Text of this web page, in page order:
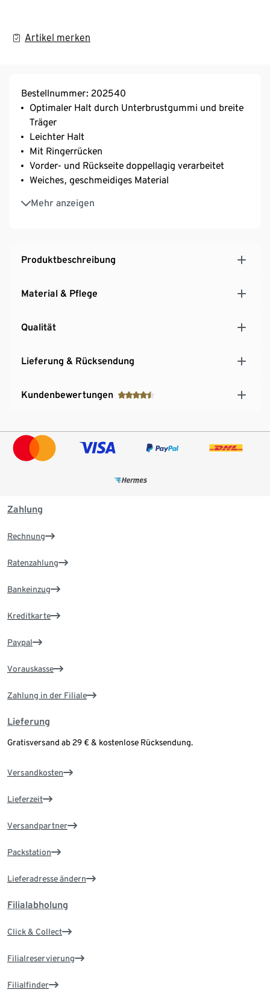
Artikel merken
Bestellnummer: 202540
Optimaler Halt durch Unterbrustgummi und breite
Träger
Leichter Halt
Mit Ringerrücken
Vorder- und Rückseite doppellagig verarbeitet
Weiches, geschmeidiges Material
Mehr anzeigen
Mit Markenlasthan: formbeständig, perfekter Sitz
bei voller Bewegungsfreiheit
Produktbeschreibung
Material & Pflege
Qualität
Lieferung & Rücksendung
Kundenbewertungen
Zahlung
Rechnung
Ratenzahlung
Bankeinzug
Kreditkarte
Paypal
Vorauskasse
Zahlung in der Filiale
Lieferung
Gratisversand ab 29 € & kostenlose Rücksendung.
Versandkosten
Lieferzeit
Versandpartner
Packstation
Lieferadresse ändern
Filialabholung
Click & Collect
Filialreservierung
Filialfinder